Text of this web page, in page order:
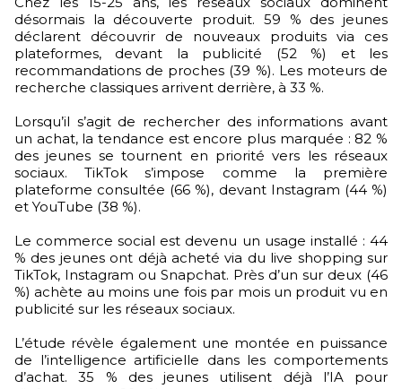
désormais la découverte produit. 59 % des jeunes
déclarent découvrir de nouveaux produits via ces
plateformes, devant la publicité (52 %) et les
recommandations de proches (39 %). Les moteurs de
recherche classiques arrivent derrière, à 33 %.
Lorsqu’il s’agit de rechercher des informations avant
un achat, la tendance est encore plus marquée : 82 %
des jeunes se tournent en priorité vers les réseaux
sociaux. TikTok s’impose comme la première
plateforme consultée (66 %), devant Instagram (44 %)
et YouTube (38 %).
Le commerce social est devenu un usage installé : 44
% des jeunes ont déjà acheté via du live shopping sur
TikTok, Instagram ou Snapchat. Près d’un sur deux (46
%) achète au moins une fois par mois un produit vu en
publicité sur les réseaux sociaux.
L’étude révèle également une montée en puissance
de l’intelligence artificielle dans les comportements
d’achat. 35 % des jeunes utilisent déjà l’IA pour